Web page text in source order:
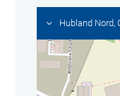
Hubland Nord,